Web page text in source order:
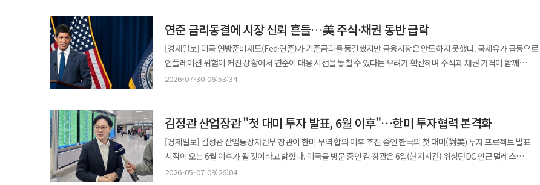
연준 금리동결에 시장 신뢰 흔들…美 주식·채권 동반 급락
[경제일보] 미국 연방준비제도(Fed·연준)가 기준금리를 동결했지만 금융시장은 안도하지 못했다. 국제유가 급등으로
인플레이션 위험이 커진 상황에서 연준이 대응 시점을 놓칠 수 있다는 우려가 확산하며 주식과 채권 가격이 함께
급락했다. 29일(현지시간) 뉴욕증시에서 다우존스30산업평균지수는 전장보다 1153.18포인트(2.19%) 하락한
마쳤다. 연준의 불확실한 정책 방향과 함께 엔비디아, 마이크론, AMD 등 최근 증시 상승을 이끌었던 인공지능(AI)
관련주가 약세를 보인 영향이다. 연준은 이날 연방공개시장위원회(FOMC)에서 기준금리를 연 3.50∼3.75%로
유지했다. 베스 해맥 클리블랜드 연방준비은행 총재와 닐 카슈카리 미니애폴리스 연은 총재, 로리 로건 댈러스 연은 총재
등 3명은 0.25%포인트 인상을 요구하며 반대표를 던졌다. 케빈 워시 연준 의장은 기자회견에서 연준이 2% 물가상승률
목표를 완화할 의사가 없다고 강조했다. 하지만 향후 금리 경로에 관한 명확한 신호를 제시하지 않으면서 시장의 불안은
2026-07-30 06:53:34
김정관 산업장관 "첫 대미 투자 발표, 6월 이후"…한미 투자협력 본격화
[경제일보] 김정관 산업통상자원부 장관이 한미 무역 합의 이후 추진 중인 한국의 첫 대미(對美) 투자 프로젝트 발표
시점이 오는 6월 이후가 될 것이라고 밝혔다. 미국을 방문 중인 김 장관은 6일(현지시간) 워싱턴DC 인근 덜레스
국제공항에서 기자들과 만나 "구체적인 프로젝트는 대미투자특별법이 6월 이후 시행되기 때문에 법 시행 이후
2026-05-07 09:26:04